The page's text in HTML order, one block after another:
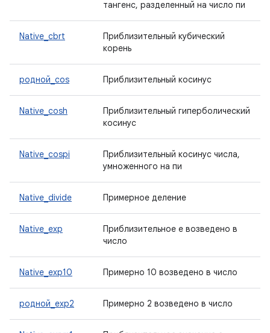
тангенс, разделенный на число пи
Native_cbrt
Приблизительный кубический
корень
родной_cos Приблизительный косинус
Native_cosh
Приблизительный гиперболический
косинус
Native_cospi
Приблизительный косинус числа,
умноженного на пи
Native_divide Примерное деление
Native_exp
Приблизительное e возведено в
число
Native_exp10 Примерно 10 возведено в число
родной_exp2 Примерно 2 возведено в число